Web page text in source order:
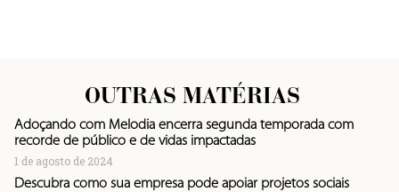
OUTRAS MATÉRIAS
Adoçando com Melodia encerra segunda temporada com
recorde de público e de vidas impactadas
1 de agosto de 2024
Descubra como sua empresa pode apoiar projetos sociais